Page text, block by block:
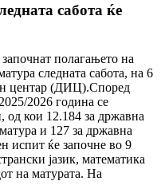
сабота ќе
полагањето на
следната сабота, на 6
центар (ДИЦ).Според
2026 година се
од кои 12.184 за државна
и 127 за државна
испит ќе започне во 9
јазик, математика
на матурата. На